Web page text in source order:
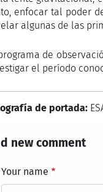
enfocar tal poder
algunas de las
de
el período
de portada:
new comment
Your name